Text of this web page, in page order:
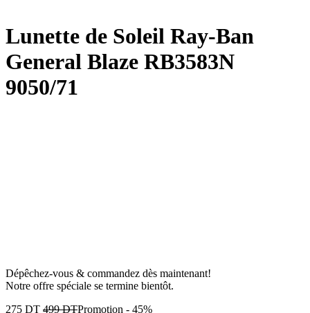
Lunette de Soleil Ray-Ban
General Blaze RB3583N
9050/71
Dépêchez-vous & commandez dès maintenant!
Notre offre spéciale se termine bientôt.
275 DT 499DTPromotion - 45%